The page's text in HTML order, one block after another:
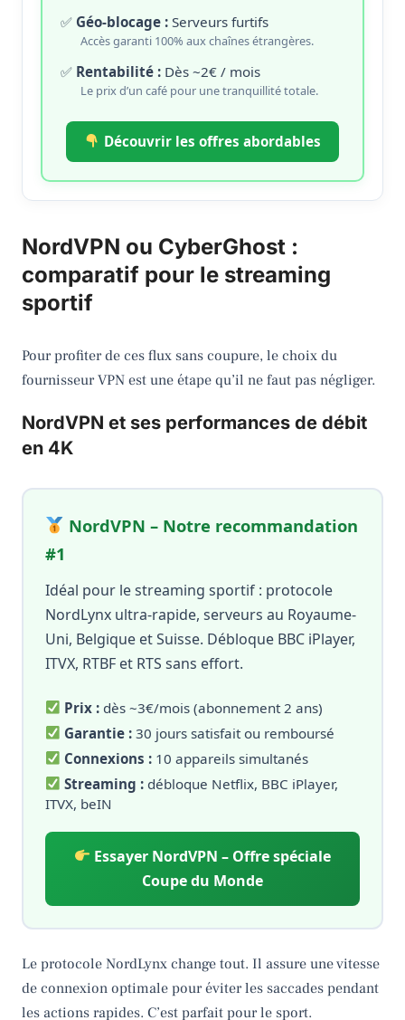
Géo-blocage : Serveurs furtifs
Accès garanti 100% aux chaînes étrangères.
Rentabilité : Dès ~2€ / mois
Le prix d’un café pour une tranquillité totale.
Découvrir les offres abordables
NordVPN ou CyberGhost :
comparatif pour le streaming
sportif
Pour profiter de ces flux sans coupure, le choix du
fournisseur VPN est une étape qu’il ne faut pas négliger.
NordVPN et ses performances de débit
en 4K
NordVPN – Notre recommandation
#1
Idéal pour le streaming sportif : protocole
NordLynx ultra-rapide, serveurs au Royaume-
Uni, Belgique et Suisse. Débloque BBC iPlayer,
ITVX, RTBF et RTS sans effort.
Prix : dès ~3€/mois (abonnement 2 ans)
Garantie : 30 jours satisfait ou remboursé
Connexions : 10 appareils simultanés
Streaming : débloque Netflix, BBC iPlayer,
ITVX, beIN
Essayer NordVPN – Offre spéciale
Coupe du Monde
Le protocole NordLynx change tout. Il assure une vitesse
de connexion optimale pour éviter les saccades pendant
les actions rapides. C’est parfait pour le sport.